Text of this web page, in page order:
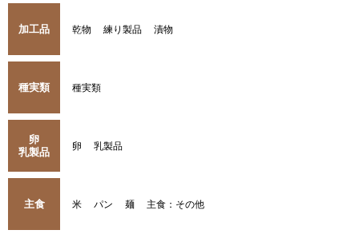
加工品 乾物 練り製品 漬物
種実類 種実類
卵
乳製品
卵 乳製品
主食 米 パン 麺 主食：その他